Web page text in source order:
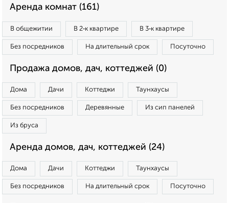
Аренда комнат (161)
В общежитии В 2‑к квартире В 3‑к квартире
Без посредников На длительный срок Посуточно
Продажа домов, дач, коттеджей (0)
Дома Дачи Коттеджи Таунхаусы
Без посредников Деревянные Из сип панелей
Из бруса
Аренда домов, дач, коттеджей (24)
Дома Дачи Коттеджи Таунхаусы
Без посредников На длительный срок Посуточно